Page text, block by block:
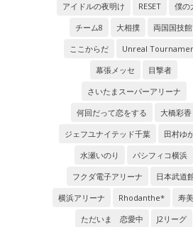
アイドルの夜明け
RESET
僕の
チーム8
大相撲
両国国技館
ここからだ
Unreal
幕張メッセ
目撃者
さいたまスーパーアリーナ
何回だって恋をする
大橋彩香
ジェフユナイテッド千葉
田村ゆ
水瀬いのり
パシフィコ横浜
フクダ電子アリーナ
日本武道
横浜アリーナ
Rhodanthe*
寿
ただいま 恋愛中
J2リーグ